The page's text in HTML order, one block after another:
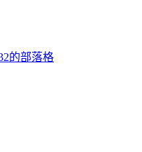
的部落格